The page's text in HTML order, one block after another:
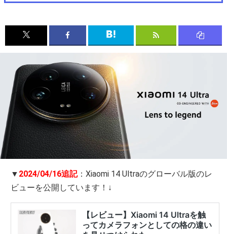
▼ 2024/04/16追記：Xiaomi 14 Ultraのグローバル版のレ
ビューを公開しています！↓